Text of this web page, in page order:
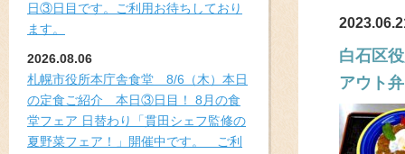
日③日目です。ご利用お待ちしており
ます。
2026.08.06
札幌市役所本庁舎食堂 8/6（木）本日
の定食ご紹介 本日③日目！ 8月の食
堂フェア 日替わり「貫田シェフ監修の
夏野菜フェア！」開催中です。 ご利
白石区
アウト